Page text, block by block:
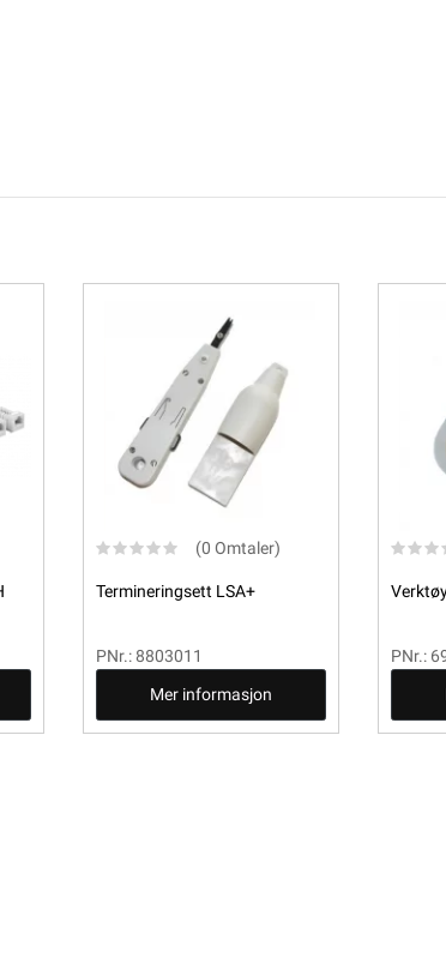
(0 Omtaler)
Termineringsett LSA+
PNr.: 8803011
Mer informasjon
PNr.: